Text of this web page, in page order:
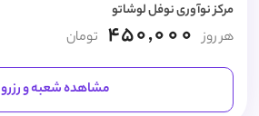
مرکز نوآوری نوفل لوشاتو
هر روز 450,000 تومان
مشاهده شعبه و رزرو